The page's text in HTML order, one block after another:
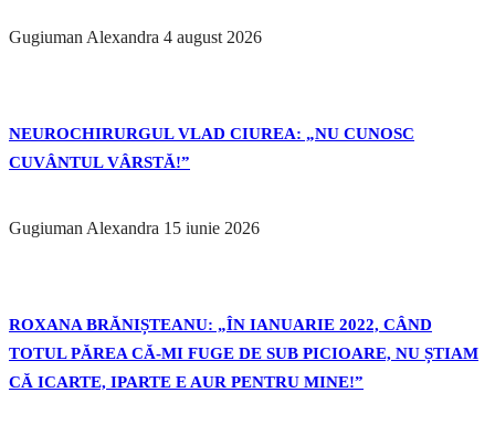
Gugiuman Alexandra 4 august 2026
NEUROCHIRURGUL VLAD CIUREA: „NU CUNOSC
CUVÂNTUL VÂRSTĂ!”
Gugiuman Alexandra 15 iunie 2026
ROXANA BRĂNIȘTEANU: „ÎN IANUARIE 2022, CÂND
TOTUL PĂREA CĂ-MI FUGE DE SUB PICIOARE, NU ȘTIAM
CĂ ICARTE, IPARTE E AUR PENTRU MINE!”